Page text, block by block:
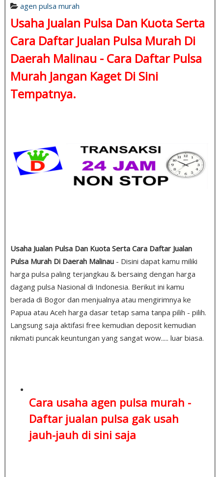
agen pulsa murah
Usaha Jualan Pulsa Dan Kuota Serta
Cara Daftar Jualan Pulsa Murah Di
Daerah Malinau - Cara Daftar Pulsa
Murah Jangan Kaget Di Sini
Tempatnya.
Usaha Jualan Pulsa Dan Kuota Serta Cara Daftar Jualan
Pulsa Murah Di Daerah Malinau - Disini dapat kamu miliki
harga pulsa paling terjangkau & bersaing dengan harga
dagang pulsa Nasional di Indonesia. Berikut ini kamu
berada di Bogor dan menjualnya atau mengirimnya ke
Papua atau Aceh harga dasar tetap sama tanpa pilih - pilih.
Langsung saja aktifasi free kemudian deposit kemudian
nikmati puncak keuntungan yang sangat wow..... luar biasa.
Cara usaha agen pulsa murah -
Daftar jualan pulsa gak usah
jauh-jauh di sini saja